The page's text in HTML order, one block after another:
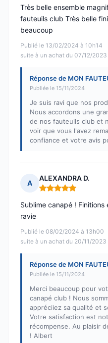
Publié le 13/02/2024 à 10h14
suite à un achat du 07/12/2023
Très belle ensemble
fauteuils club Très belle
beaucoup
Réponse de MON
Publiée le 15/11/2024
Je suis ravi que nos
Nous accordons une
de nos fauteuils club et
voir que vous l'avez
confiance et votre avis
A
ALEXANDRA D.
Note : 5 sur 5
Publié le 08/02/2024 à 13h00
suite à un achat du 20/11/2023
Sublime canapé !
ravie
Réponse de MON
Publiée le 15/11/2024
Merci beaucoup pour
canapé club ! Nous
appréciiez sa qualité et
Votre satisfaction est
récompense. Au plaisir
! Albert